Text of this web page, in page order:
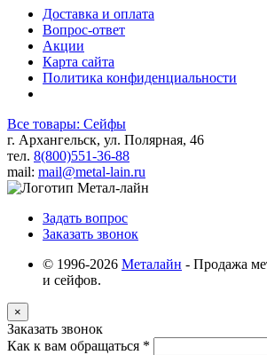
Доставка и оплата
Вопрос-ответ
Акции
Карта сайта
Политика конфиденциальности
Все товары: Сейфы
г. Архангельск, ул. Полярная, 46
тел. 8(800)551-36-88
mail: mail@metal-lain.ru
Задать вопрос
Заказать звонок
© 1996-2026 Металайн - Продажа
и сейфов.
×
Заказать звонок
Как к вам обращаться *